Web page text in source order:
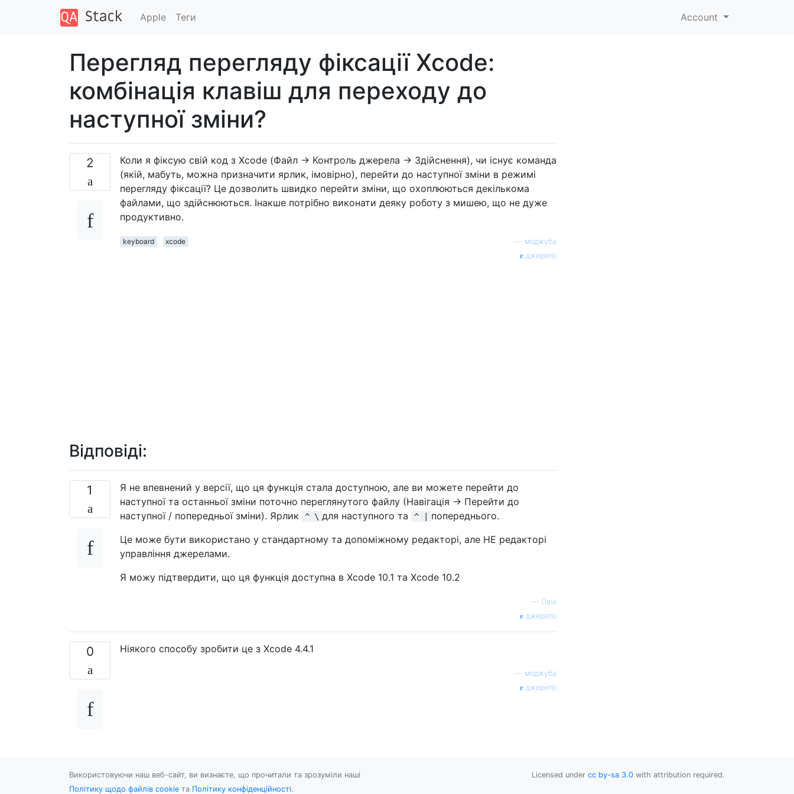
Apple Теги Account
Перегляд перегляду фіксації Xcode:
комбінація клавіш для переходу до
наступної зміни?
2
Коли я фіксую свій код з Xcode (Файл -> Контроль джерела -> Здійснення), чи існує команда
(якій, мабуть, можна призначити ярлик, імовірно), перейти до наступної зміни в режимі
перегляду фіксації? Це дозволить швидко перейти зміни, що охоплюються декількома
файлами, що здійснюються. Інакше потрібно виконати деяку роботу з мишею, що не дуже
продуктивно.
keyboard xcode
моджуба
джерело
Відповіді:
1
Я не впевнений у версії, що ця функція стала доступною, але ви можете перейти до
наступної та останньої зміни поточно переглянутого файлу (Навігація -> Перейти до
наступної / попередньої зміни). Ярлик
^ \ для наступного та ^ | попереднього.
Це може бути використано у стандартному та допоміжному редакторі, але НЕ редакторі
управління джерелами.
Я можу підтвердити, що ця функція доступна в Xcode 10.1 та Xcode 10.2
— Лачі
джерело
0 Ніякого способу зробити це з Xcode 4.4.1
моджуба
джерело
Використовуючи наш веб-сайт, ви визнаєте, що прочитали та зрозуміли наші
Політику щодо файлів cookie та Політику конфіденційності.
Licensed under cc by-sa 3.0 with attribution required.